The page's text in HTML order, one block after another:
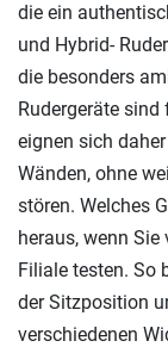
die ein
und Hybrid-
die besonders
Rudergeräte
eignen sich
Wänden, ohne
stören. Welches
heraus, wenn Sie
Filiale testen. So
der Sitzposition
verschiedenen